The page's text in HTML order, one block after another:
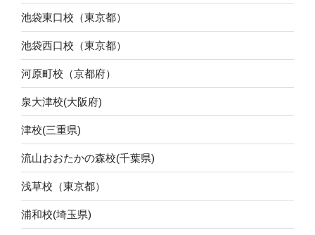
池袋東口校（東京都）
池袋西口校（東京都）
河原町校（京都府）
泉大津校(大阪府)
津校(三重県)
流山おおたかの森校(千葉県)
浅草校（東京都）
浦和校(埼玉県)